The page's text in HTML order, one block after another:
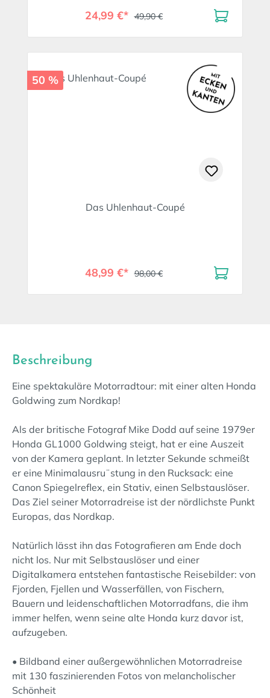
24,99 €* 49,90 €
50 %
Das Uhlenhaut-Coupé
48,99 €* 98,00 €
Beschreibung
Eine spektakuläre Motorradtour: mit einer alten Honda
Goldwing zum Nordkap!
Als der britische Fotograf Mike Dodd auf seine 1979er
Honda GL1000 Goldwing steigt, hat er eine Auszeit
von der Kamera geplant. In letzter Sekunde schmeißt
er eine Minimalausru¨stung in den Rucksack: eine
Canon Spiegelreflex, ein Stativ, einen Selbstauslöser.
Das Ziel seiner Motorradreise ist der nördlichste Punkt
Europas, das Nordkap.
Natürlich lässt ihn das Fotografieren am Ende doch
nicht los. Nur mit Selbstauslöser und einer
Digitalkamera entstehen fantastische Reisebilder: von
Fjorden, Fjellen und Wasserfällen, von Fischern,
Bauern und leidenschaftlichen Motorradfans, die ihm
immer helfen, wenn seine alte Honda kurz davor ist,
aufzugeben.
• Bildband einer außergewöhnlichen Motorradreise
mit 130 faszinierenden Fotos von melancholischer
Schönheit